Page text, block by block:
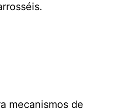
mecanismos de